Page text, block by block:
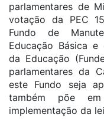
parlamentares de
votação da PEC
Fundo de
Educação Básica
da Educação
parlamentares da
este Fundo seja
também põe
implementação da